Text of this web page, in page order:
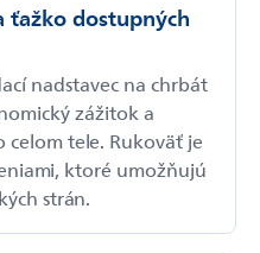
ťažko dostupných
nadstavec na chrbát
zážitok a
celom tele. Rukoväť je
ktoré umožňujú
strán.